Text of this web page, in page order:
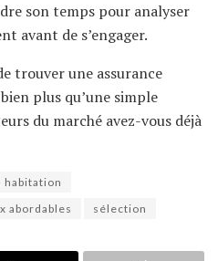
son temps pour analyser
avant de s’engager.
trouver une assurance
plus qu’une simple
du marché avez-vous déjà
habitation
abordables sélection